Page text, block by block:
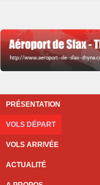
PRÉSENTATION
VOLS DÉPART
VOLS ARRIVÉE
ACTUALITÉ